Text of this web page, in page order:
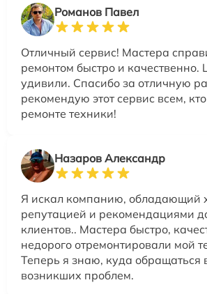
Романов Павел
Отличный сервис! Мастера
ремонтом быстро и
удивили. Спасибо за отличную
рекомендую этот сервис всем,
ремонте техники!
Назаров Александр
Я искал компанию, обладающий
репутацией и рекомендациями
клиентов.. Мастера быстро,
недорого отремонтировали мой
Теперь я знаю, куда обращаться
возникших проблем.